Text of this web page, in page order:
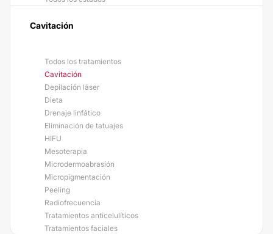
Cavitación
Todos los tratamientos
Cavitación
Depilación láser
Dieta
Drenaje linfático
Eliminación de tatuajes
HIFU
Mesoterapia
Microdermoabrasión
Micropigmentación
Peeling
Radiofrecuencia
Tratamientos anticelulíticos
Tratamientos faciales